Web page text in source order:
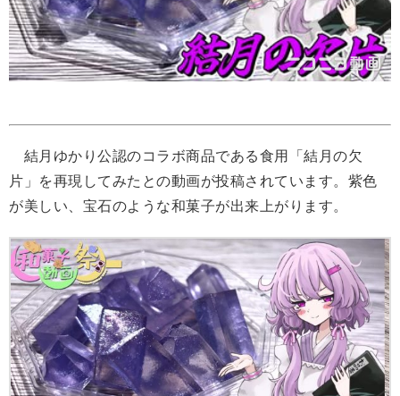
結月ゆかり公認のコラボ商品である食用「結月の欠
片」を再現してみたとの動画が投稿されています。紫色
が美しい、宝石のような和菓子が出来上がります。